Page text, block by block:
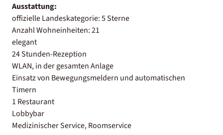
Ausstattung:
offizielle Landeskategorie: 5 Sterne
Anzahl Wohneinheiten: 21
elegant
24 Stunden-Rezeption
WLAN, in der gesamten Anlage
Einsatz von Bewegungsmeldern und automatischen
Timern
1 Restaurant
Lobbybar
Medizinischer Service, Roomservice